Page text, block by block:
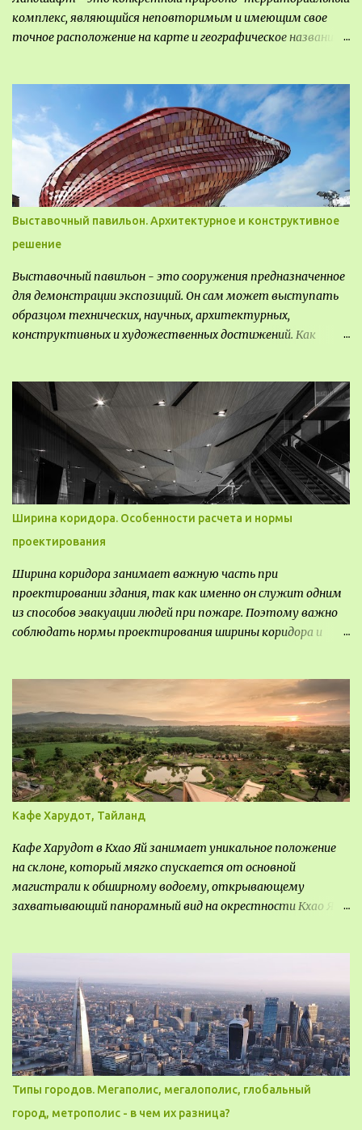
комплекс, являющийся неповторимым и имеющим свое
точное расположение на карте и географическое название.
видом деятельность происходящей на них. Одни
используют в качестве выращивания агрокультур. Другие
для строительства населенных пунктов и т.д.
Выставочный павильон. Архитектурное и конструктивное
решение
Выставочный павильон - это сооружения предназначенное
для демонстрации экспозиций. Он сам может выступать
образцом технических, научных, архитектурных,
конструктивных и художественных достижений. Как
универсальные тематические временные постоянные
передвижные стационарные Назначение выставочных
павильонов - показ экспозиции, с целью информации,
пропаганды, рекламы, внедрения новых технологий, обмен
опытом, привлечения внимания и т.д.
Ширина коридора. Особенности расчета и нормы
проектирования
Ширина коридора занимает важную часть при
проектировании здания, так как именно он служит одним
из способов эвакуации людей при пожаре. Поэтому важно
соблюдать нормы проектирования ширины коридора и
Кафе Харудот, Тайланд
Кафе Харудот в Кхао Яй занимает уникальное положение
на склоне, который мягко спускается от основной
магистрали к обширному водоему, открывающему
захватывающий панорамный вид на окрестности Кхао Яй.
могли бы свободно попасть, не заходя в само заведение.
Типы городов. Мегаполис, мегалополис, глобальный
город, метрополис - в чем их разница?